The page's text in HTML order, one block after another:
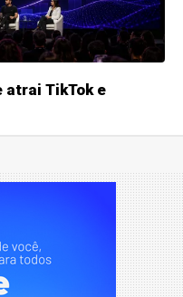
atrai TikTok e